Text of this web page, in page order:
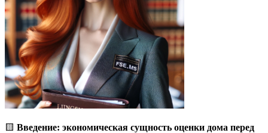
🟨 Введение: экономическая сущность оценки дома перед